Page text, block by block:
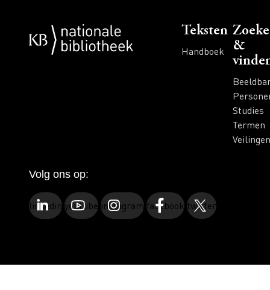
Voet
Teksten
Handboek
&
Studies
Termen
Veilingen
Volg ons op:
linkedinyoutubeinstagramfacebooktwitter